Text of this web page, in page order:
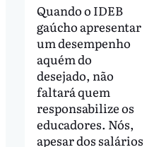
Quando o IDEB
gaúcho apresentar
um desempenho
aquém do
desejado, não
faltará quem
responsabilize os
educadores. Nós,
apesar dos salários